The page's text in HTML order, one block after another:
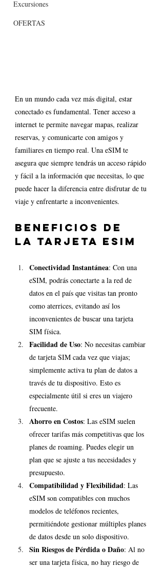
Excursiones
OFERTAS
En un mundo cada vez más digital, estar
conectado es fundamental. Tener acceso a
internet te permite navegar mapas, realizar
reservas, y comunicarte con amigos y
familiares en tiempo real. Una eSIM te
asegura que siempre tendrás un acceso rápido
y fácil a la información que necesitas, lo que
puede hacer la diferencia entre disfrutar de tu
viaje y enfrentarte a inconvenientes.
Beneficios de
la Tarjeta eSIM
Conectividad Instantánea: Con una
eSIM, podrás conectarte a la red de
datos en el país que visitas tan pronto
como aterrices, evitando así los
inconvenientes de buscar una tarjeta
SIM física.
Facilidad de Uso: No necesitas cambiar
de tarjeta SIM cada vez que viajas;
simplemente activa tu plan de datos a
través de tu dispositivo. Esto es
especialmente útil si eres un viajero
frecuente.
Ahorro en Costos: Las eSIM suelen
ofrecer tarifas más competitivas que los
planes de roaming. Puedes elegir un
plan que se ajuste a tus necesidades y
presupuesto.
Compatibilidad y Flexibilidad: Las
eSIM son compatibles con muchos
modelos de teléfonos recientes,
permitiéndote gestionar múltiples planes
de datos desde un solo dispositivo.
Sin Riesgos de Pérdida o Daño: Al no
ser una tarjeta física, no hay riesgo de